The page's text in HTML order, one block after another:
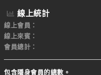
線上統計
線上會員
線上來賓
會員總計
包含隱身會員的總數。